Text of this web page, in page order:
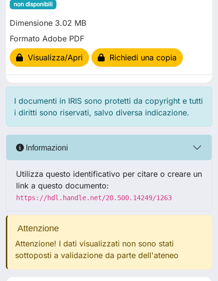
non disponibili
Dimensione 3.02 MB
Formato Adobe PDF
Visualizza/Apri
Richiedi una copia
I documenti in IRIS sono protetti da copyright e tutti
i diritti sono riservati, salvo diversa indicazione.
Informazioni
Utilizza questo identificativo per citare o creare un
link a questo documento:
https://hdl.handle.net/20.500.14249/1263
Attenzione
Attenzione! I dati visualizzati non sono stati
sottoposti a validazione da parte dell'ateneo